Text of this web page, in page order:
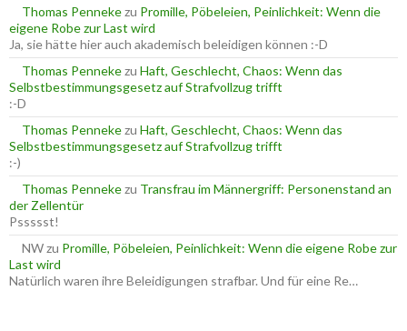
c
h
:
Thomas Pennekezu Promille, Pöbeleien, Peinlichkeit: Wenn die
eigene Robe zur Last wird
Ja, sie hätte hier auch akademisch beleidigen können :-D
Thomas Pennekezu Haft, Geschlecht, Chaos: Wenn das
Selbstbestimmungsgesetz auf Strafvollzug trifft
:-D
Thomas Pennekezu Haft, Geschlecht, Chaos: Wenn das
Selbstbestimmungsgesetz auf Strafvollzug trifft
:-)
Thomas Pennekezu Transfrau im Männergriff: Personenstand an
der Zellentür
Pssssst!
NWzu Promille, Pöbeleien, Peinlichkeit: Wenn die eigene Robe zur
Last wird
Natürlich waren ihre Beleidigungen strafbar. Und für eine Re…